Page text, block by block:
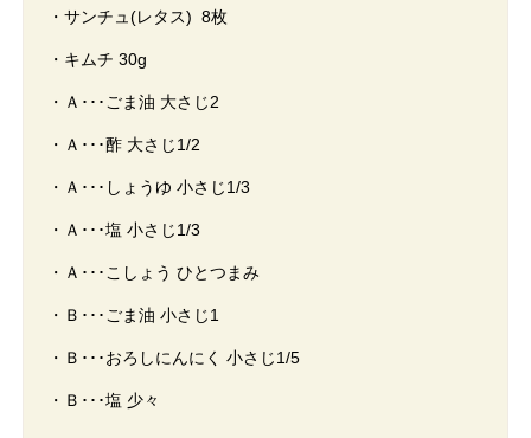
・サンチュ(レタス) 8枚
・キムチ 30g
・Ａ･･･ごま油 大さじ2
・Ａ･･･酢 大さじ1/2
・Ａ･･･しょうゆ 小さじ1/3
・Ａ･･･塩 小さじ1/3
・Ａ･･･こしょう ひとつまみ
・Ｂ･･･ごま油 小さじ1
・Ｂ･･･おろしにんにく 小さじ1/5
・Ｂ･･･塩 少々